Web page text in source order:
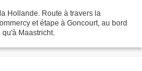
Hollande. Route à travers la
et étape à Goncourt, au bord
Maastricht.